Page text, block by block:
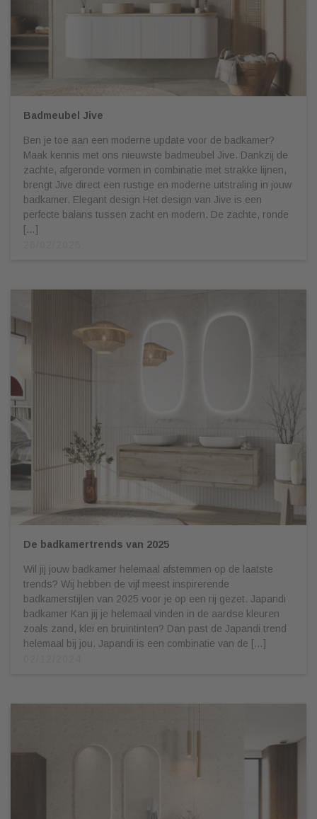
Badmeubel Jive
Ben je toe aan een moderne update voor de badkamer?
Maak kennis met ons nieuwste badmeubel Jive. Dankzij de
zachte, afgeronde vormen in combinatie met strakke lijnen,
brengt Jive direct een rustige en moderne uitstraling in jouw
badkamer. Elegant design Het design van Jive is een
perfecte balans tussen zacht en modern. De zachte, ronde
[…]
De badkamertrends van 2025
Wil jij jouw badkamer helemaal afstemmen op de laatste
trends? Wij hebben de vijf meest inspirerende
badkamerstijlen van 2025 voor je op een rij gezet. Japandi
badkamer Kan jij je helemaal vinden in de aardse kleuren
zoals zand, klei en bruintinten? Dan past de Japandi trend
helemaal bij jou. Japandi is een combinatie van de […]